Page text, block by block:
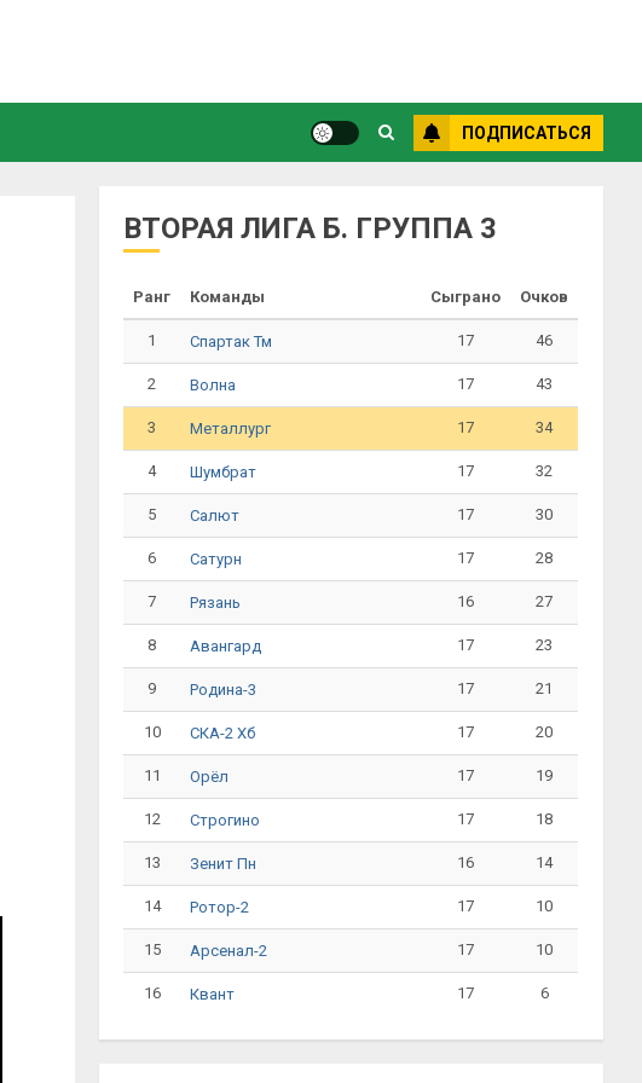
ПОДПИСАТЬСЯ
ВТОРАЯ ЛИГА Б. ГРУППА 3
Ранг Команды Сыграно Очков
1 Спартак Тм 17 46
2 Волна 17 43
3 Металлург 17 34
4 Шумбрат 17 32
5 Салют 17 30
6 Сатурн 17 28
7 Рязань 16 27
8 Авангард 17 23
9 Родина-3 17 21
10 СКА-2 Хб 17 20
11 Орёл 17 19
12 Строгино 17 18
13 Зенит Пн 16 14
14 Ротор-2 17 10
15 Арсенал-2 17 10
16 Квант 17 6